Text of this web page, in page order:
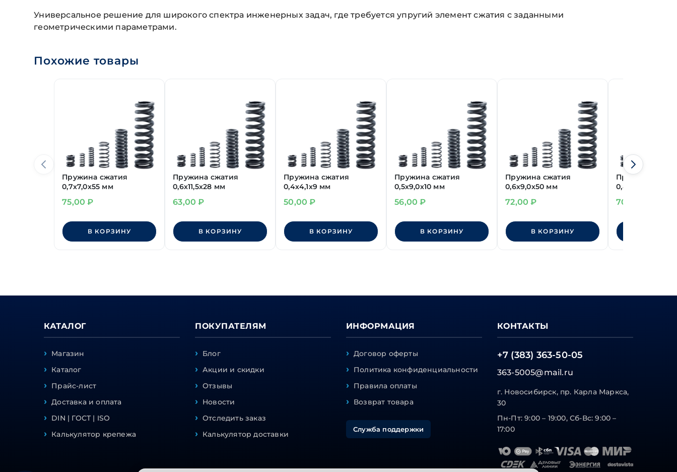
Универсальное решение для широкого спектра инженерных задач, где требуется упругий элемент сжатия с заданными
геометрическими параметрами.
Похожие товары
Пружина сжатия
0,7х7,0х55 мм
75,00₽
В КОРЗИНУ
Пружина сжатия
0,6х11,5х28 мм
63,00₽
В КОРЗИНУ
Пружина сжатия
0,4х4,1х9 мм
50,00₽
В КОРЗИНУ
Пружина сжатия
0,5х9,0х10 мм
56,00₽
В КОРЗИНУ
Пружина сжатия
0,6х9,0х50 мм
72,00₽
В КОРЗИНУ
Пружина
0,8х7,0х23,4 мм
70,00
КАТАЛОГ
Магазин
Каталог
Прайс-лист
Доставка и оплата
DIN | ГОСТ | ISO
Калькулятор крепежа
ПОКУПАТЕЛЯМ
Блог
Акции и скидки
Отзывы
Новости
Отследить заказ
Калькулятор доставки
ИНФОРМАЦИЯ
Договор оферты
Политика конфиденциальности
Правила оплаты
Возврат товара
Служба поддержки
КОНТАКТЫ
+7 (383) 363-50-05
363-5005@mail.ru
г. Новосибирск, пр. Карла Маркса,
30
Пн-Пт: 9:00 – 19:00, Сб-Вс: 9:00 –
17:00